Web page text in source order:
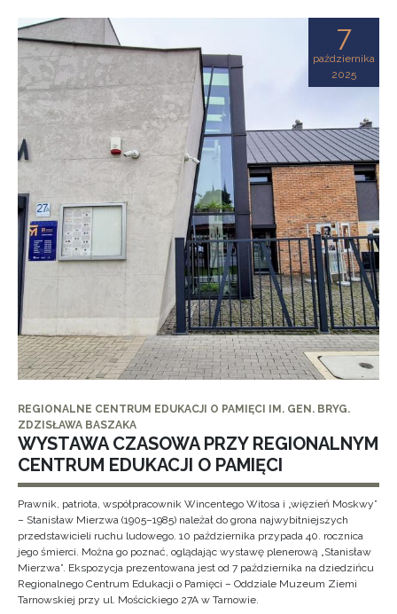
7
października
2025
REGIONALNE CENTRUM EDUKACJI O PAMIĘCI IM. GEN. BRYG.
ZDZISŁAWA BASZAKA
WYSTAWA CZASOWA PRZY REGIONALNYM
CENTRUM EDUKACJI O PAMIĘCI
Prawnik, patriota, współpracownik Wincentego Witosa i „więzień Moskwy”
– Stanisław Mierzwa (1905–1985) należał do grona najwybitniejszych
przedstawicieli ruchu ludowego. 10 października przypada 40. rocznica
jego śmierci. Można go poznać, oglądając wystawę plenerową „Stanisław
Mierzwa”. Ekspozycja prezentowana jest od 7 października na dziedzińcu
Regionalnego Centrum Edukacji o Pamięci – Oddziale Muzeum Ziemi
Tarnowskiej przy ul. Mościckiego 27A w Tarnowie.